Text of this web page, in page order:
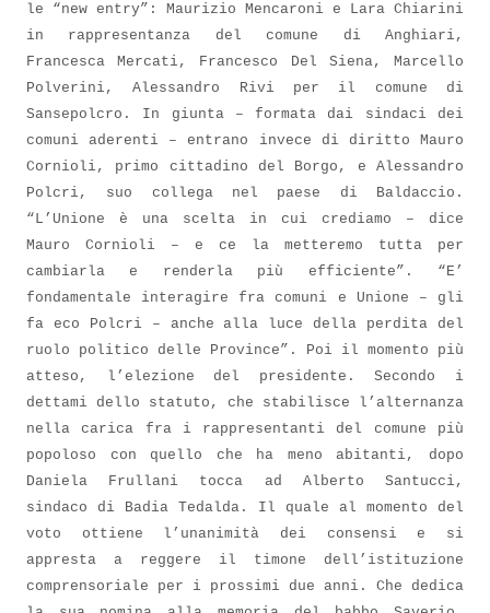
le “new entry”: Maurizio Mencaroni e Lara Chiarini
in rappresentanza del comune di Anghiari,
Francesca Mercati, Francesco Del Siena, Marcello
Polverini, Alessandro Rivi per il comune di
Sansepolcro. In giunta – formata dai sindaci dei
comuni aderenti – entrano invece di diritto Mauro
Cornioli, primo cittadino del Borgo, e Alessandro
Polcri, suo collega nel paese di Baldaccio.
“L’Unione è una scelta in cui crediamo – dice
Mauro Cornioli – e ce la metteremo tutta per
cambiarla e renderla più efficiente”. “E’
fondamentale interagire fra comuni e Unione – gli
fa eco Polcri – anche alla luce della perdita del
ruolo politico delle Province”. Poi il momento più
atteso, l’elezione del presidente. Secondo i
dettami dello statuto, che stabilisce l’alternanza
nella carica fra i rappresentanti del comune più
popoloso con quello che ha meno abitanti, dopo
Daniela Frullani tocca ad Alberto Santucci,
sindaco di Badia Tedalda. Il quale al momento del
voto ottiene l’unanimità dei consensi e si
appresta a reggere il timone dell’istituzione
comprensoriale per i prossimi due anni. Che dedica